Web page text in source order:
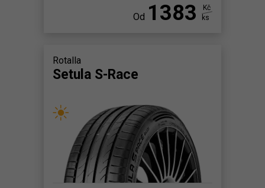
Od 1383
Kč
ks
Rotalla
Setula S-Race